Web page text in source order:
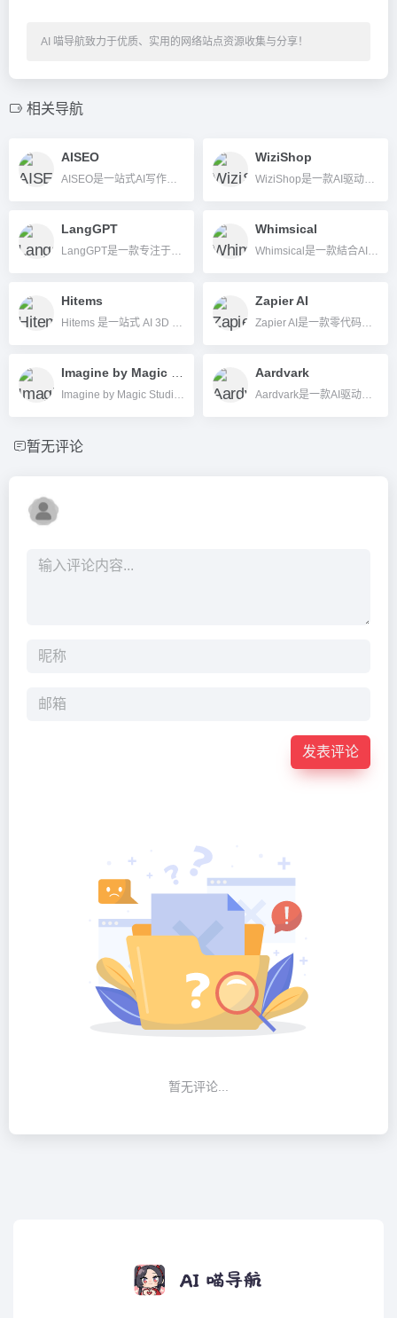
AI 喵导航致力于优质、实用的网络站点资源收集与分享！
相关导航
AISEO WiziShop
LangGPT Whimsical
Hitems Zapier AI
Aardvark
暂无评论
发表评论
暂无评论...